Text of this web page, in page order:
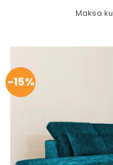
Maksa
-15%